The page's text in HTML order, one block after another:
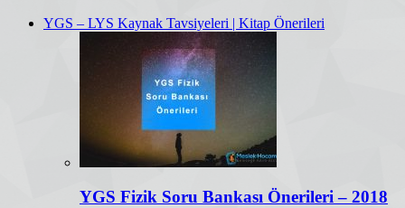
YGS – LYS Kaynak Tavsiyeleri | Kitap Önerileri
YGS Fizik Soru Bankası Önerileri – 2018